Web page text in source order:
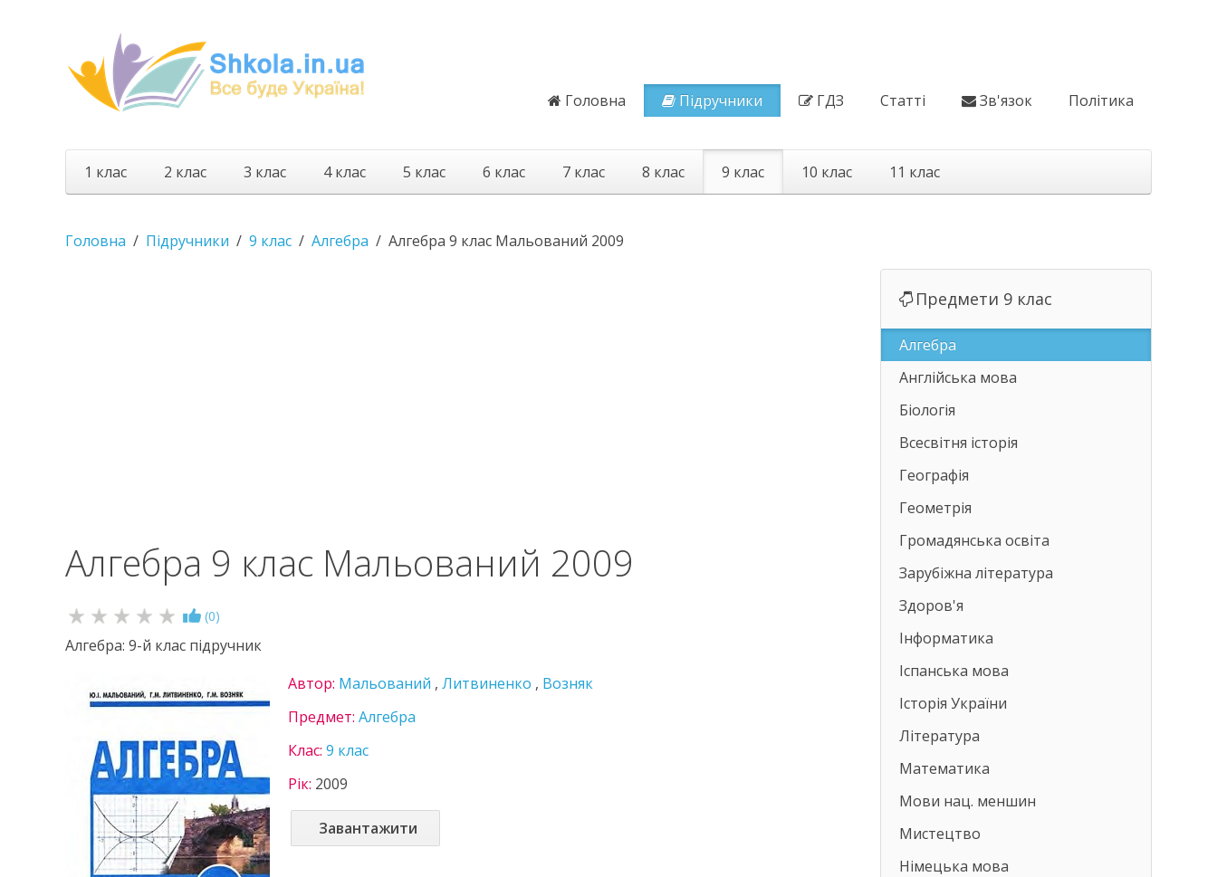
Головна Підручники ГДЗ Статті Зв'язок Політика
1 клас 2 клас 3 клас 4 клас 5 клас 6 клас 7 клас 8 клас 9 клас 10 клас 11 клас
Головна Підручники 9 клас Алгебра Алгебра 9 клас Мальований 2009
Алгебра 9 клас Мальований 2009
(0)
Алгебра: 9-й клас підручник
Автор: Мальований , Литвиненко , Возняк
Предмет: Алгебра
Клас: 9 клас
Рік: 2009
Завантажити
Предмети 9 клас
Алгебра
Англійська мова
Біологія
Всесвітня історія
Географія
Геометрія
Громадянська освіта
Зарубіжна література
Здоров'я
Інформатика
Іспанська мова
Історія України
Література
Математика
Мови нац. меншин
Мистецтво
Німецька мова